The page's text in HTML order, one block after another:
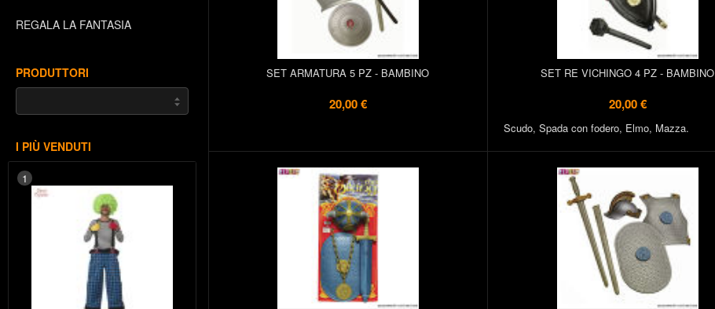
REGALA LA FANTASIA
PRODUTTORI
I PIÙ VENDUTI
1
SET ARMATURA 5 PZ - BAMBINO
20,00 €
SET RE VICHINGO 4 PZ - BAMBINO
20,00 €
Scudo, Spada con fodero, Elmo, Mazza.